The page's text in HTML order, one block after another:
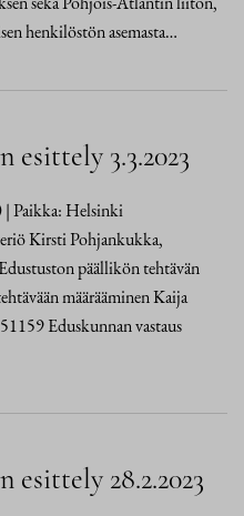
henkilöstön asemasta…
esittely 3.3.2023
Paikka: Helsinki
Kirsti Pohjankukka,
päällikön tehtävän
määrääminen Kaija
Eduskunnan vastaus
esittely 28.2.2023